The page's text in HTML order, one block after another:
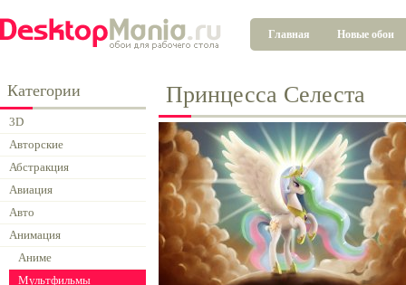
Главная Новые обои
Категории
3D
Авторские
Абстракция
Авиация
Авто
Анимация
Аниме
Мультфильмы
Принцесса Селеста